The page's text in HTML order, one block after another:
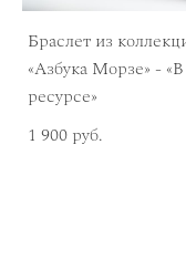
Браслет из
«Азбука Морзе» - «В
ресурсе»
1 900 pуб.